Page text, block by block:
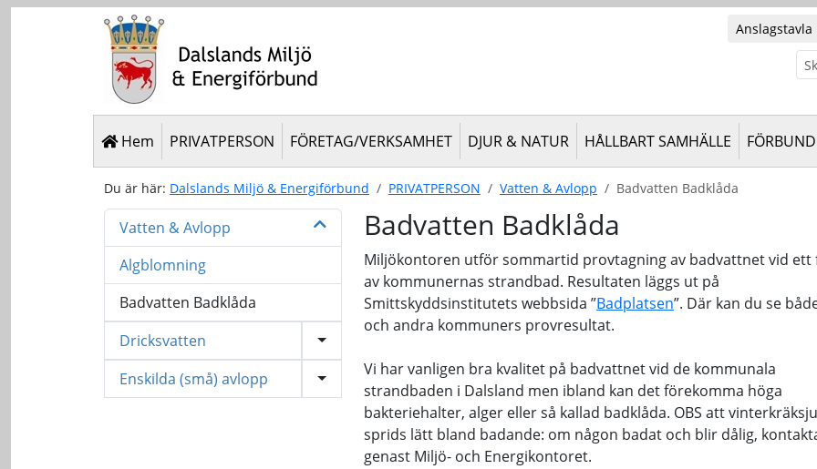
Anslagstavla
Sök
Hem PRIVATPERSON FÖRETAG/VERKSAMHET DJUR & NATUR HÅLLBART SAMHÄLLE
Du är här: Dalslands Miljö & Energiförbund PRIVATPERSON Vatten & Avlopp Badvatten Badklåda
Vatten & Avlopp
Algblomning
Badvatten Badklåda
Dricksvatten
Enskilda (små) avlopp
Badvatten Badklåda
Miljökontoren utför sommartid provtagning av badvattnet vid ett
av kommunernas strandbad. Resultaten läggs ut på
Smittskyddsinstitutets webbsida ”Badplatsen”. Där kan du se
och andra kommuners provresultat.
Vi har vanligen bra kvalitet på badvattnet vid de kommunala
strandbaden i Dalsland men ibland kan det förekomma höga
bakteriehalter, alger eller så kallad badklåda. OBS att
sprids lätt bland badande: om någon badat och blir dålig,
genast Miljö- och Energikontoret.